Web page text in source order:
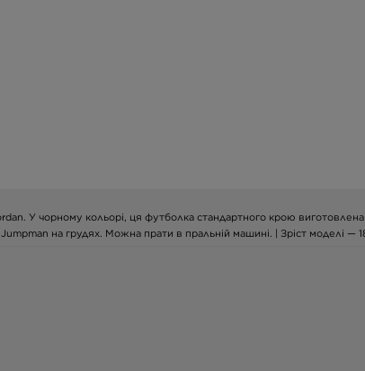
У чорному кольорі, ця футболка стандартного крою
на грудях. Можна прати в пральній машині. | Зріст моделі —